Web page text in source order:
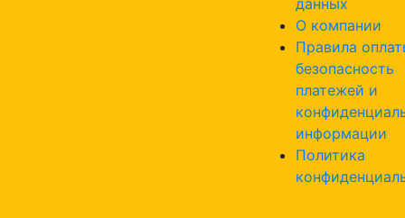
данных
О компании
Правила
безопасность
платежей и
информации
Политика